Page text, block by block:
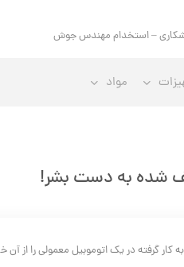
خوردگی و حفاظ
مواد
شده به دست بشر!